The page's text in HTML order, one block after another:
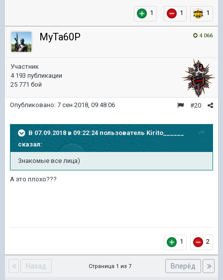
1 1 1
4 066
MyTa60P
Участник
4 193 публикации
25 771 бой
#20
Опубликовано: 7 сен 2018, 09:48:06
В 07.09.2018 в 09:22:24 пользователь Kirito______
сказал:
Знакомые все лица)
А это плохо???
1 2
Назад Вперёд
Страница 1 из 7